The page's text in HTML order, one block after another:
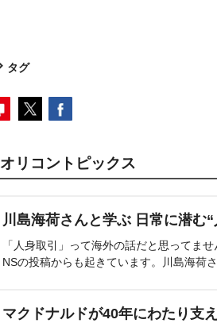
タグ
オリコントピックス
川島海荷さんと学ぶ 日常に潜む
「人身取引」って海外の話だと思ってま
NSの投稿からも起きています。川島海荷
マクドナルドが40年にわたり支